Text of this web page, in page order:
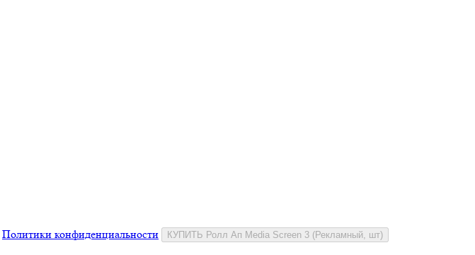
Политики конфиденциальности КУПИТЬ Ролл Ап Media Screen 3 (Рекламный, шт)